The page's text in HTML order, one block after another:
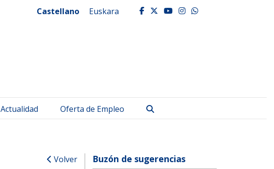
Castellano Euskara facebook
twitter
youtube
instagram
whatsapp
Actualidad Oferta de Empleo
Volver Buzón de sugerencias